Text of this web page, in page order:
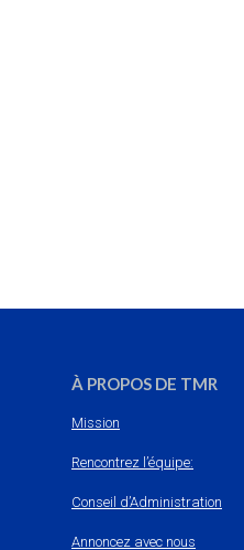
À PROPOS DE TMR
Mission
Rencontrez l’équipe:
Conseil d’Administration
Annoncez avec nous